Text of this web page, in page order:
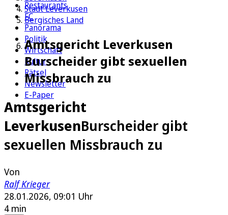
Restaurants
FC
Panorama
Politik
Wirtschaft
Kultur
Rätsel
Newsletter
E-Paper
Stadt Leverkusen
Bergisches Land
Amtsgericht Leverkusen
Burscheider gibt sexuellen
Missbrauch zu
Amtsgericht
LeverkusenBurscheider gibt
sexuellen Missbrauch zu
Von
Ralf Krieger
28.01.2026, 09:01 Uhr
4 min